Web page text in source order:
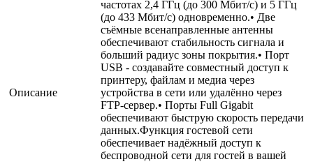
Описание
частотах 2,4 ГГц (до 300 Мбит/с) и 5 ГГц
(до 433 Мбит/с) одновременно.• Две
съёмные всенаправленные антенны
обеспечивают стабильность сигнала и
больший радиус зоны покрытия.• Порт
USB - создавайте совместный доступ к
принтеру, файлам и медиа через
устройства в сети или удалённо через
FTP-сервер.• Порты Full Gigabit
обеспечивают быструю скорость передачи
данных.Функция гостевой сети
обеспечивает надёжный доступ к
беспроводной сети для гостей в вашей